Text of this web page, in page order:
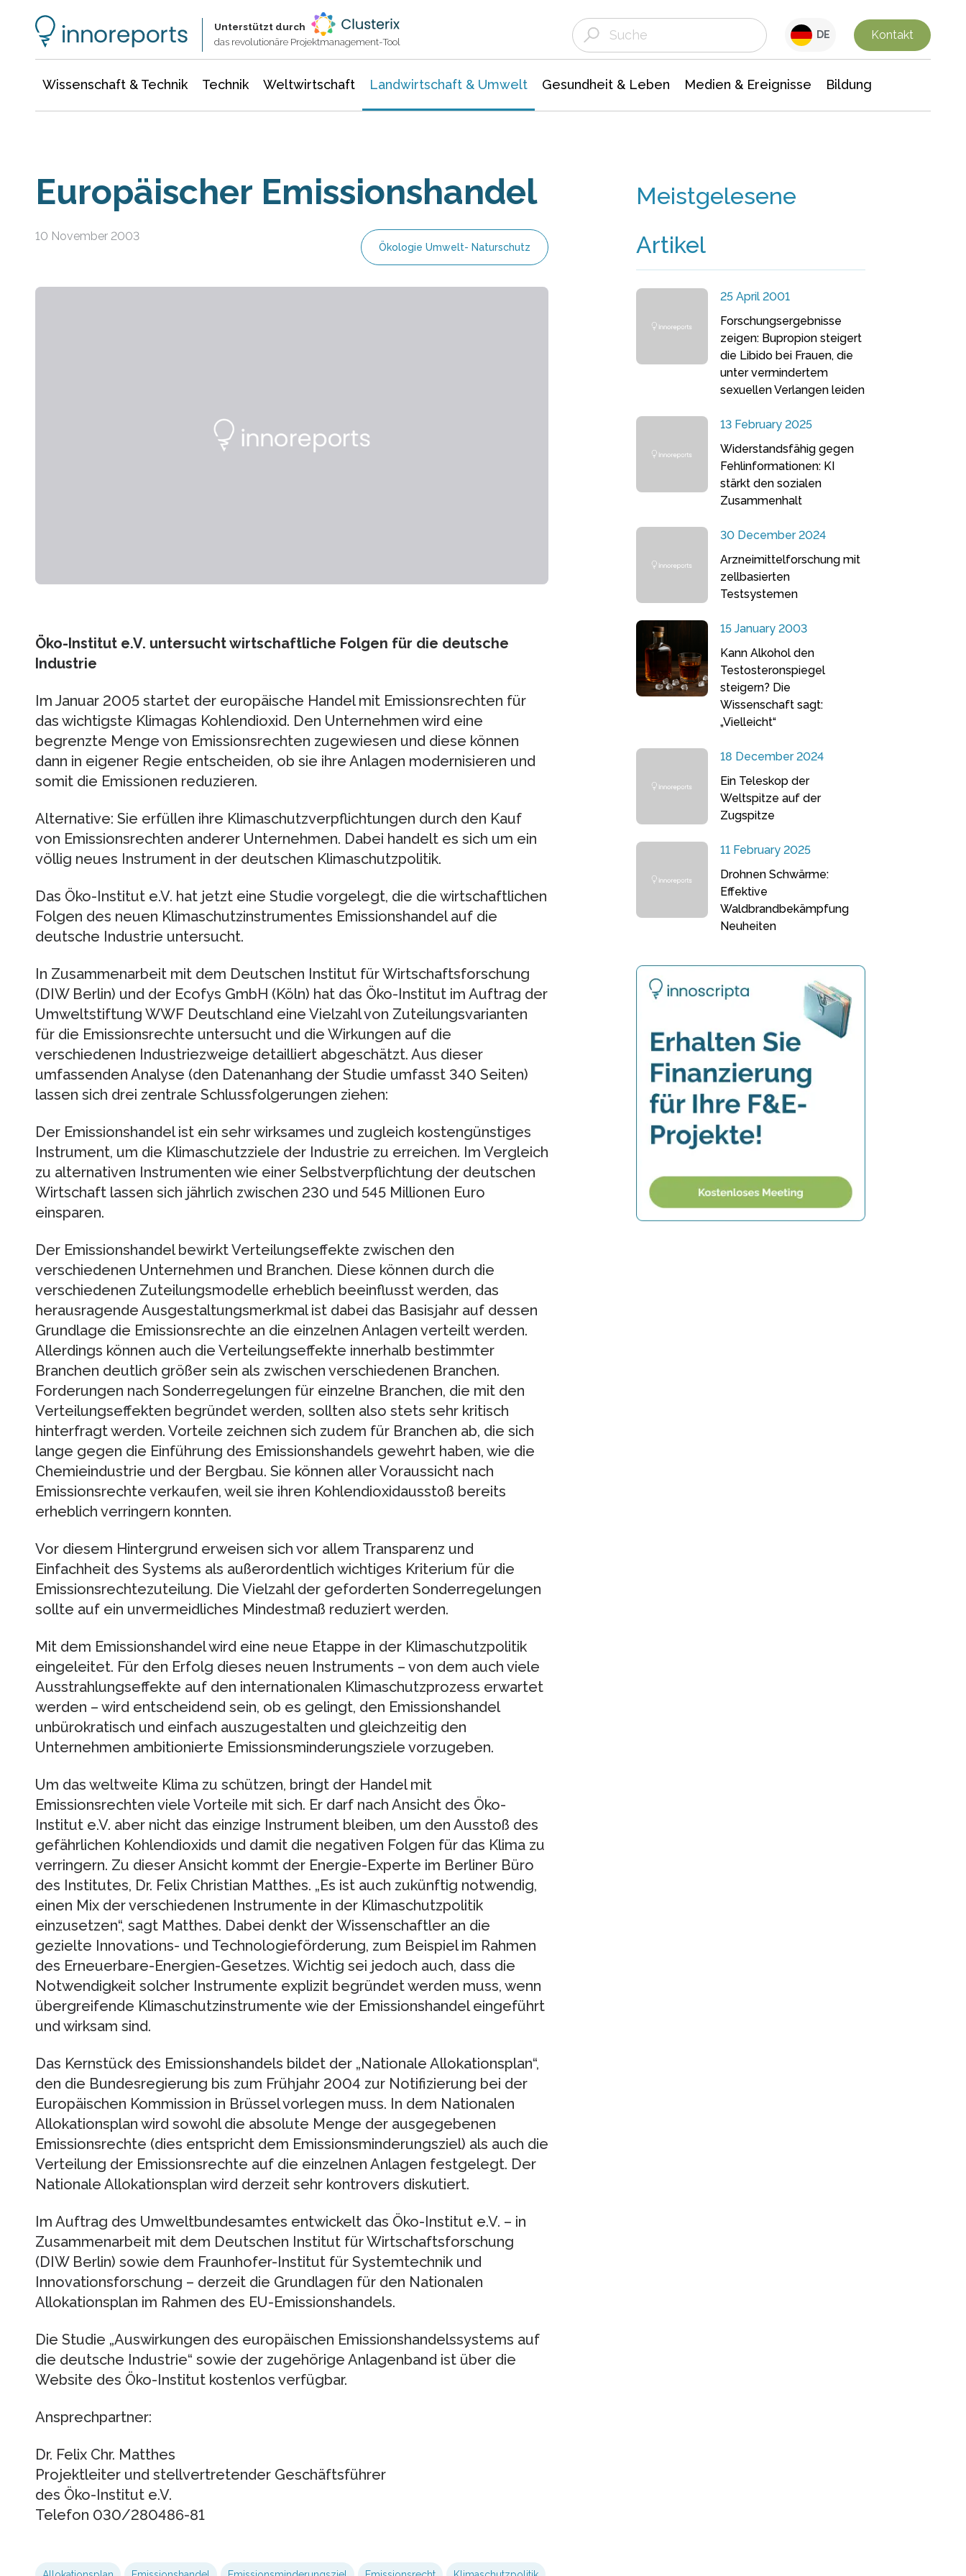
Unterstützt durch
das revolutionäre Projektmanagement-Tool
DE Kontakt
Wissenschaft & Technik Technik Weltwirtschaft Landwirtschaft & Umwelt Gesundheit & Leben Medien & Ereignisse Bildung
Europäischer Emissionshandel
10 November 2003
Ökologie Umwelt- Naturschutz
Öko-Institut e.V. untersucht wirtschaftliche Folgen für die deutsche
Industrie
Im Januar 2005 startet der europäische Handel mit Emissionsrechten für
das wichtigste Klimagas Kohlendioxid. Den Unternehmen wird eine
begrenzte Menge von Emissionsrechten zugewiesen und diese können
dann in eigener Regie entscheiden, ob sie ihre Anlagen modernisieren und
somit die Emissionen reduzieren.
Alternative: Sie erfüllen ihre Klimaschutzverpflichtungen durch den Kauf
von Emissionsrechten anderer Unternehmen. Dabei handelt es sich um ein
völlig neues Instrument in der deutschen Klimaschutzpolitik.
Das Öko-Institut e.V. hat jetzt eine Studie vorgelegt, die die wirtschaftlichen
Folgen des neuen Klimaschutzinstrumentes Emissionshandel auf die
deutsche Industrie untersucht.
In Zusammenarbeit mit dem Deutschen Institut für Wirtschaftsforschung
(DIW Berlin) und der Ecofys GmbH (Köln) hat das Öko-Institut im Auftrag der
Umweltstiftung WWF Deutschland eine Vielzahl von Zuteilungsvarianten
für die Emissionsrechte untersucht und die Wirkungen auf die
verschiedenen Industriezweige detailliert abgeschätzt. Aus dieser
umfassenden Analyse (den Datenanhang der Studie umfasst 340 Seiten)
lassen sich drei zentrale Schlussfolgerungen ziehen:
Der Emissionshandel ist ein sehr wirksames und zugleich kostengünstiges
Instrument, um die Klimaschutzziele der Industrie zu erreichen. Im Vergleich
zu alternativen Instrumenten wie einer Selbstverpflichtung der deutschen
Wirtschaft lassen sich jährlich zwischen 230 und 545 Millionen Euro
einsparen.
Der Emissionshandel bewirkt Verteilungseffekte zwischen den
verschiedenen Unternehmen und Branchen. Diese können durch die
verschiedenen Zuteilungsmodelle erheblich beeinflusst werden, das
herausragende Ausgestaltungsmerkmal ist dabei das Basisjahr auf dessen
Grundlage die Emissionsrechte an die einzelnen Anlagen verteilt werden.
Allerdings können auch die Verteilungseffekte innerhalb bestimmter
Branchen deutlich größer sein als zwischen verschiedenen Branchen.
Forderungen nach Sonderregelungen für einzelne Branchen, die mit den
Verteilungseffekten begründet werden, sollten also stets sehr kritisch
hinterfragt werden. Vorteile zeichnen sich zudem für Branchen ab, die sich
lange gegen die Einführung des Emissionshandels gewehrt haben, wie die
Chemieindustrie und der Bergbau. Sie können aller Voraussicht nach
Emissionsrechte verkaufen, weil sie ihren Kohlendioxidausstoß bereits
erheblich verringern konnten.
Vor diesem Hintergrund erweisen sich vor allem Transparenz und
Einfachheit des Systems als außerordentlich wichtiges Kriterium für die
Emissionsrechtezuteilung. Die Vielzahl der geforderten Sonderregelungen
sollte auf ein unvermeidliches Mindestmaß reduziert werden.
Mit dem Emissionshandel wird eine neue Etappe in der Klimaschutzpolitik
eingeleitet. Für den Erfolg dieses neuen Instruments – von dem auch viele
Ausstrahlungseffekte auf den internationalen Klimaschutzprozess erwartet
werden – wird entscheidend sein, ob es gelingt, den Emissionshandel
unbürokratisch und einfach auszugestalten und gleichzeitig den
Unternehmen ambitionierte Emissionsminderungsziele vorzugeben.
Um das weltweite Klima zu schützen, bringt der Handel mit
Emissionsrechten viele Vorteile mit sich. Er darf nach Ansicht des Öko-
Institut e.V. aber nicht das einzige Instrument bleiben, um den Ausstoß des
gefährlichen Kohlendioxids und damit die negativen Folgen für das Klima zu
verringern. Zu dieser Ansicht kommt der Energie-Experte im Berliner Büro
des Institutes, Dr. Felix Christian Matthes. „Es ist auch zukünftig notwendig,
einen Mix der verschiedenen Instrumente in der Klimaschutzpolitik
einzusetzen“, sagt Matthes. Dabei denkt der Wissenschaftler an die
gezielte Innovations- und Technologieförderung, zum Beispiel im Rahmen
des Erneuerbare-Energien-Gesetzes. Wichtig sei jedoch auch, dass die
Notwendigkeit solcher Instrumente explizit begründet werden muss, wenn
übergreifende Klimaschutzinstrumente wie der Emissionshandel eingeführt
und wirksam sind.
Das Kernstück des Emissionshandels bildet der „Nationale Allokationsplan“,
den die Bundesregierung bis zum Frühjahr 2004 zur Notifizierung bei der
Europäischen Kommission in Brüssel vorlegen muss. In dem Nationalen
Allokationsplan wird sowohl die absolute Menge der ausgegebenen
Emissionsrechte (dies entspricht dem Emissionsminderungsziel) als auch die
Verteilung der Emissionsrechte auf die einzelnen Anlagen festgelegt. Der
Nationale Allokationsplan wird derzeit sehr kontrovers diskutiert.
Im Auftrag des Umweltbundesamtes entwickelt das Öko-Institut e.V. – in
Zusammenarbeit mit dem Deutschen Institut für Wirtschaftsforschung
(DIW Berlin) sowie dem Fraunhofer-Institut für Systemtechnik und
Innovationsforschung – derzeit die Grundlagen für den Nationalen
Allokationsplan im Rahmen des EU-Emissionshandels.
Die Studie „Auswirkungen des europäischen Emissionshandelssystems auf
die deutsche Industrie“ sowie der zugehörige Anlagenband ist über die
Website des Öko-Institut kostenlos verfügbar.
Ansprechpartner:
Dr. Felix Chr. Matthes
Projektleiter und stellvertretender Geschäftsführer
des Öko-Institut e.V.
Telefon 030/280486-81
Meistgelesene
Artikel
25 April 2001
Forschungsergebnisse
zeigen: Bupropion steigert
die Libido bei Frauen, die
unter vermindertem
sexuellen Verlangen leiden
13 February 2025
Widerstandsfähig gegen
Fehlinformationen: KI
stärkt den sozialen
Zusammenhalt
30 December 2024
Arzneimittelforschung mit
zellbasierten
Testsystemen
15 January 2003
Kann Alkohol den
Testosteronspiegel
steigern? Die
Wissenschaft sagt:
„Vielleicht“
18 December 2024
Ein Teleskop der
Weltspitze auf der
Zugspitze
11 February 2025
Drohnen Schwärme:
Effektive
Waldbrandbekämpfung
Neuheiten